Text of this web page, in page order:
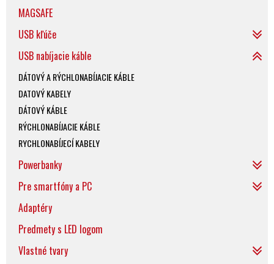
MAGSAFE
USB kľúče
USB nabíjacie káble
DÁTOVÝ A RÝCHLONABÍJACIE KÁBLE
DATOVÝ KABELY
DÁTOVÝ KÁBLE
RÝCHLONABÍJACIE KÁBLE
RYCHLONABÍJECÍ KABELY
Powerbanky
Pre smartfóny a PC
Adaptéry
Predmety s LED logom
Vlastné tvary